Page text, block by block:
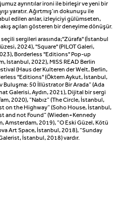
ayrıntılar ironi ile birleşir ve yeni bir
yaratır. Ağırtmış’ın dokunuşu ile
edilen anlar, izleyiciyi gülümseten,
açıları gösteren bir deneyime dönüşür.
seçili sergileri arasında;''Zürafa'' (İstanbul
2024), ''Square'' (PILOT Galeri,
Borderless "Editions" Pop-up
Istanbul, 2022), MISS READ Berlin
(Haus der Kulteren der Welt, Berlin,
"Editions" (Öktem Aykut, İstanbul,
Buluşma: 50 İllüstrator Bir Arada” (Ada
Galerisi, Aydın, 2021), Dijital bir sergi
2020), ”Nabız” (The Circle, İstanbul,
on the Highway” (Soho House, İstanbul,
and not Found” (Wieden+Kennedy
Amsterdam, 2019), “O Eski Güzel, Kötü
Art Space, İstanbul, 2018), “Sunday
İstanbul, 2018) vardır.